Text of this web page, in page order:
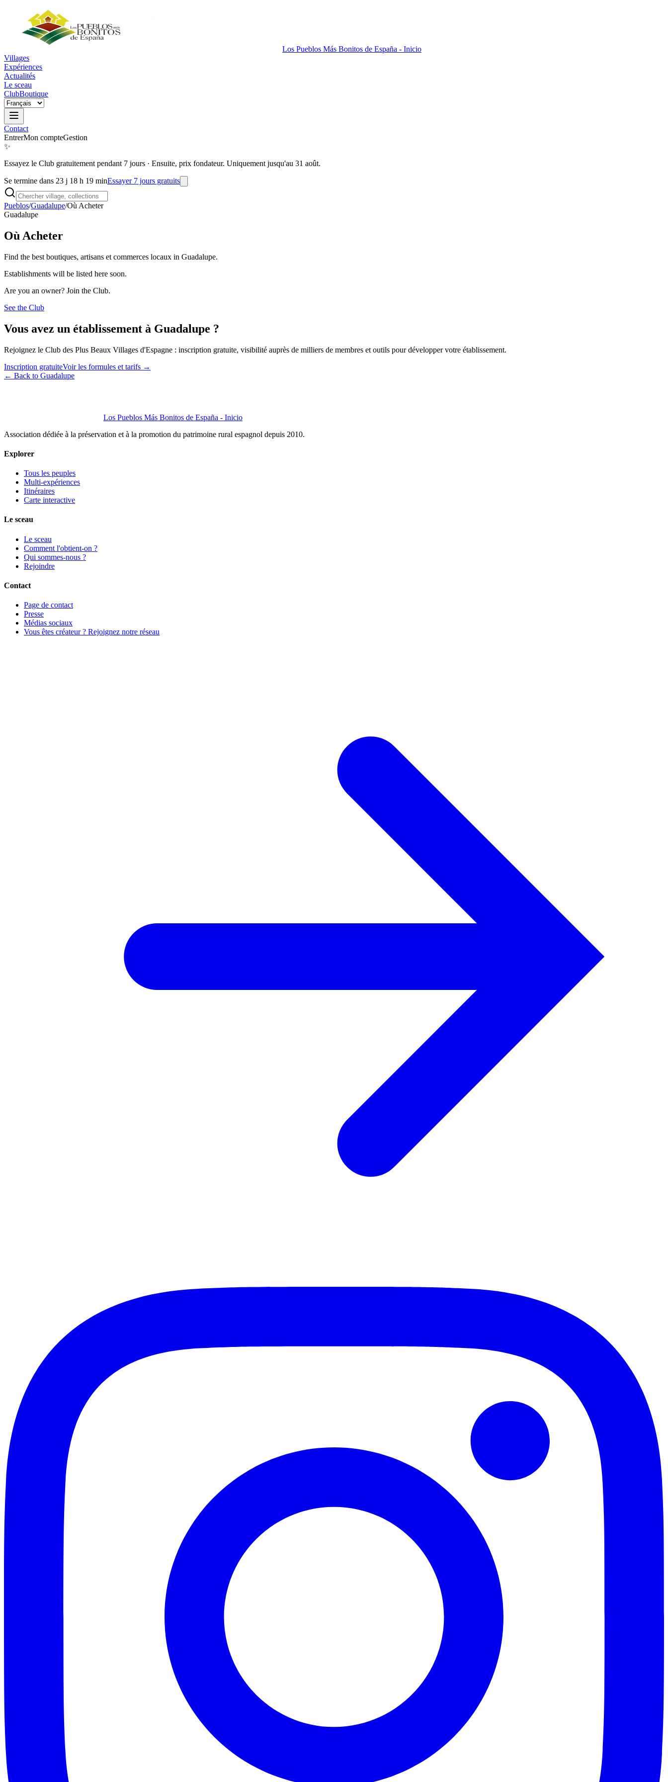
Los Pueblos Más Bonitos de España - Inicio
Villages
Expériences
Actualités
Le sceau
ClubBoutique
Contact
EntrerMon compteGestion
✨
Essayez le Club gratuitement pendant 7 jours · Ensuite, prix fondateur. Uniquement jusqu'au 31 août.
Se termine dans 23 j 18 h 19 minEssayer 7 jours gratuits
Pueblos/Guadalupe/Où Acheter
Guadalupe
Où Acheter
Find the best boutiques, artisans et commerces locaux in Guadalupe.
Establishments will be listed here soon.
Are you an owner? Join the Club.
See the Club
Vous avez un établissement à Guadalupe ?
Rejoignez le Club des Plus Beaux Villages d'Espagne : inscription gratuite, visibilité auprès de milliers de membres et outils pour développer votre établissement.
Inscription gratuiteVoir les formules et tarifs →
← Back to Guadalupe
Los Pueblos Más Bonitos de España - Inicio
Association dédiée à la préservation et à la promotion du patrimoine rural espagnol depuis 2010.
Explorer
Tous les peuples
Multi-expériences
Itinéraires
Carte interactive
Le sceau
Le sceau
Comment l'obtient-on ?
Qui sommes-nous ?
Rejoindre
Contact
Page de contact
Presse
Médias sociaux
Vous êtes créateur ? Rejoignez notre réseau